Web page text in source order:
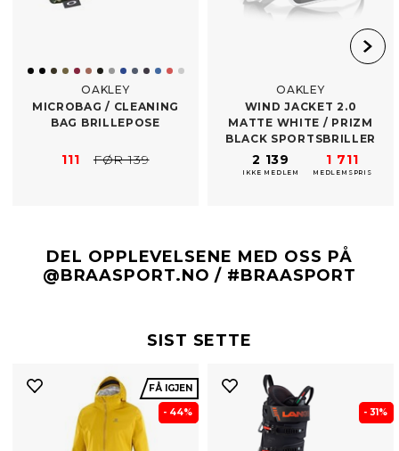
OAKLEY
MICROBAG /​ CLEANING
BAG BRILLEPOSE
111 FØR 139
OAKLEY
WIND JACKET 2.0
MATTE WHITE /​ PRIZM
BLACK SPORTSBRILLER
2 139
IKKE MEDLEM
1 711
MEDLEMSPRIS
DEL OPPLEVELSENE MED OSS PÅ
@BRAASPORT.NO / #BRAASPORT
SIST SETTE
FÅ IGJEN
- 44% - 31%